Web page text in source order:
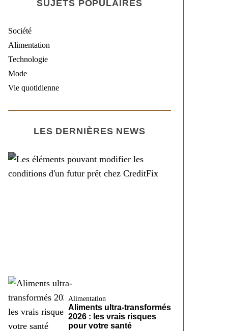
SUJETS POPULAIRES
Société
Alimentation
Technologie
Mode
Vie quotidienne
LES DERNIÈRES NEWS
Société
Alimentation
Aliments ultra-transformés
2026 : les vrais risques
pour votre santé